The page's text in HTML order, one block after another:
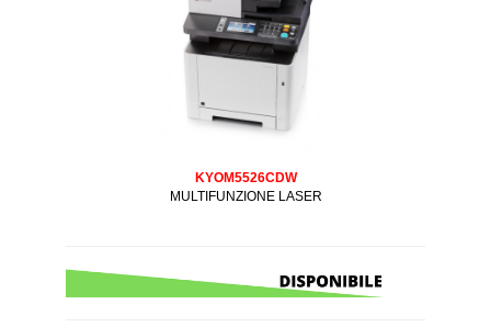
KYOM5526CDW
MULTIFUNZIONE LASER